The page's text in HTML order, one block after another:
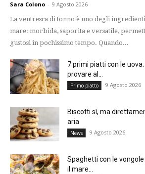
Sara Colono - 9 Agosto 2026
La ventresca di tonno è uno degli
mare: morbida, saporita e versatile,
gustosi in pochissimo tempo. Quando...
7 primi piatti con le
provare al...
Primo piatto 9 Agosto 2026
Biscotti sì, ma
aria
News 9 Agosto 2026
Spaghetti con le
il mare...